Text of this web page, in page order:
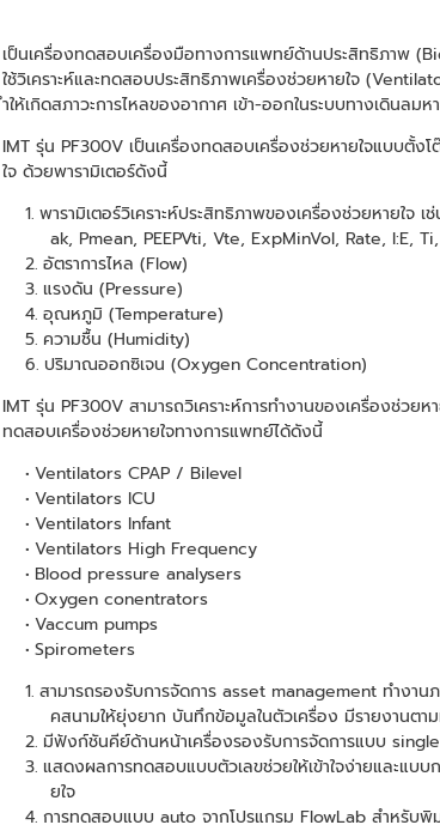
เป็นเครื่องทดสอบเครื่องมือทางการแพทย์ด้านประสิทธิภาพ
ใช้วิเคราะห์และทดสอบประสิทธิภาพเครื่องช่วยหายใจ
ำให้เกิดสภาวะการไหลของอากาศ เข้า-ออกในระบบทางเดินลมห
IMT รุ่น PF300V เป็นเครื่องทดสอบเครื่องช่วยหายใจแบบตั้งโ
ใจ ด้วยพารามิเตอร์ดังนี้
พารามิเตอร์วิเคราะห์ประสิทธิภาพของเครื่องช่วยหายใจ
ak, Pmean, PEEPVti, Vte, ExpMinVol, Rate, I:E,
อัตราการไหล (Flow)
แรงดัน (Pressure)
อุณหภูมิ (Temperature)
ความชื้น (Humidity)
ปริมาณออกซิเจน (Oxygen Concentration)
IMT รุ่น PF300V สามารถวิเคราะห์การทำงานของเครื่องช่ว
ทดสอบเครื่องช่วยหายใจทางการแพทย์ได้ดังนี้
Ventilators CPAP / Bilevel
Ventilators ICU
Ventilators Infant
Ventilators High Frequency
Blood pressure analysers
Oxygen conentrators
Vaccum pumps
Spirometers
สามารถรองรับการจัดการ asset management ทำงา
คสนามให้ยุ่งยาก บันทึกข้อมูลในตัวเครื่อง มีรายงานตา
มีฟังก์ชันคีย์ด้านหน้าเครื่องรองรับการจัดการแบบ
แสดงผลการทดสอบแบบตัวเลขช่วยให้เข้าใจง่ายและแบบ
ยใจ
การทดสอบแบบ auto จากโปรแกรม FlowLab สำหรับพิ